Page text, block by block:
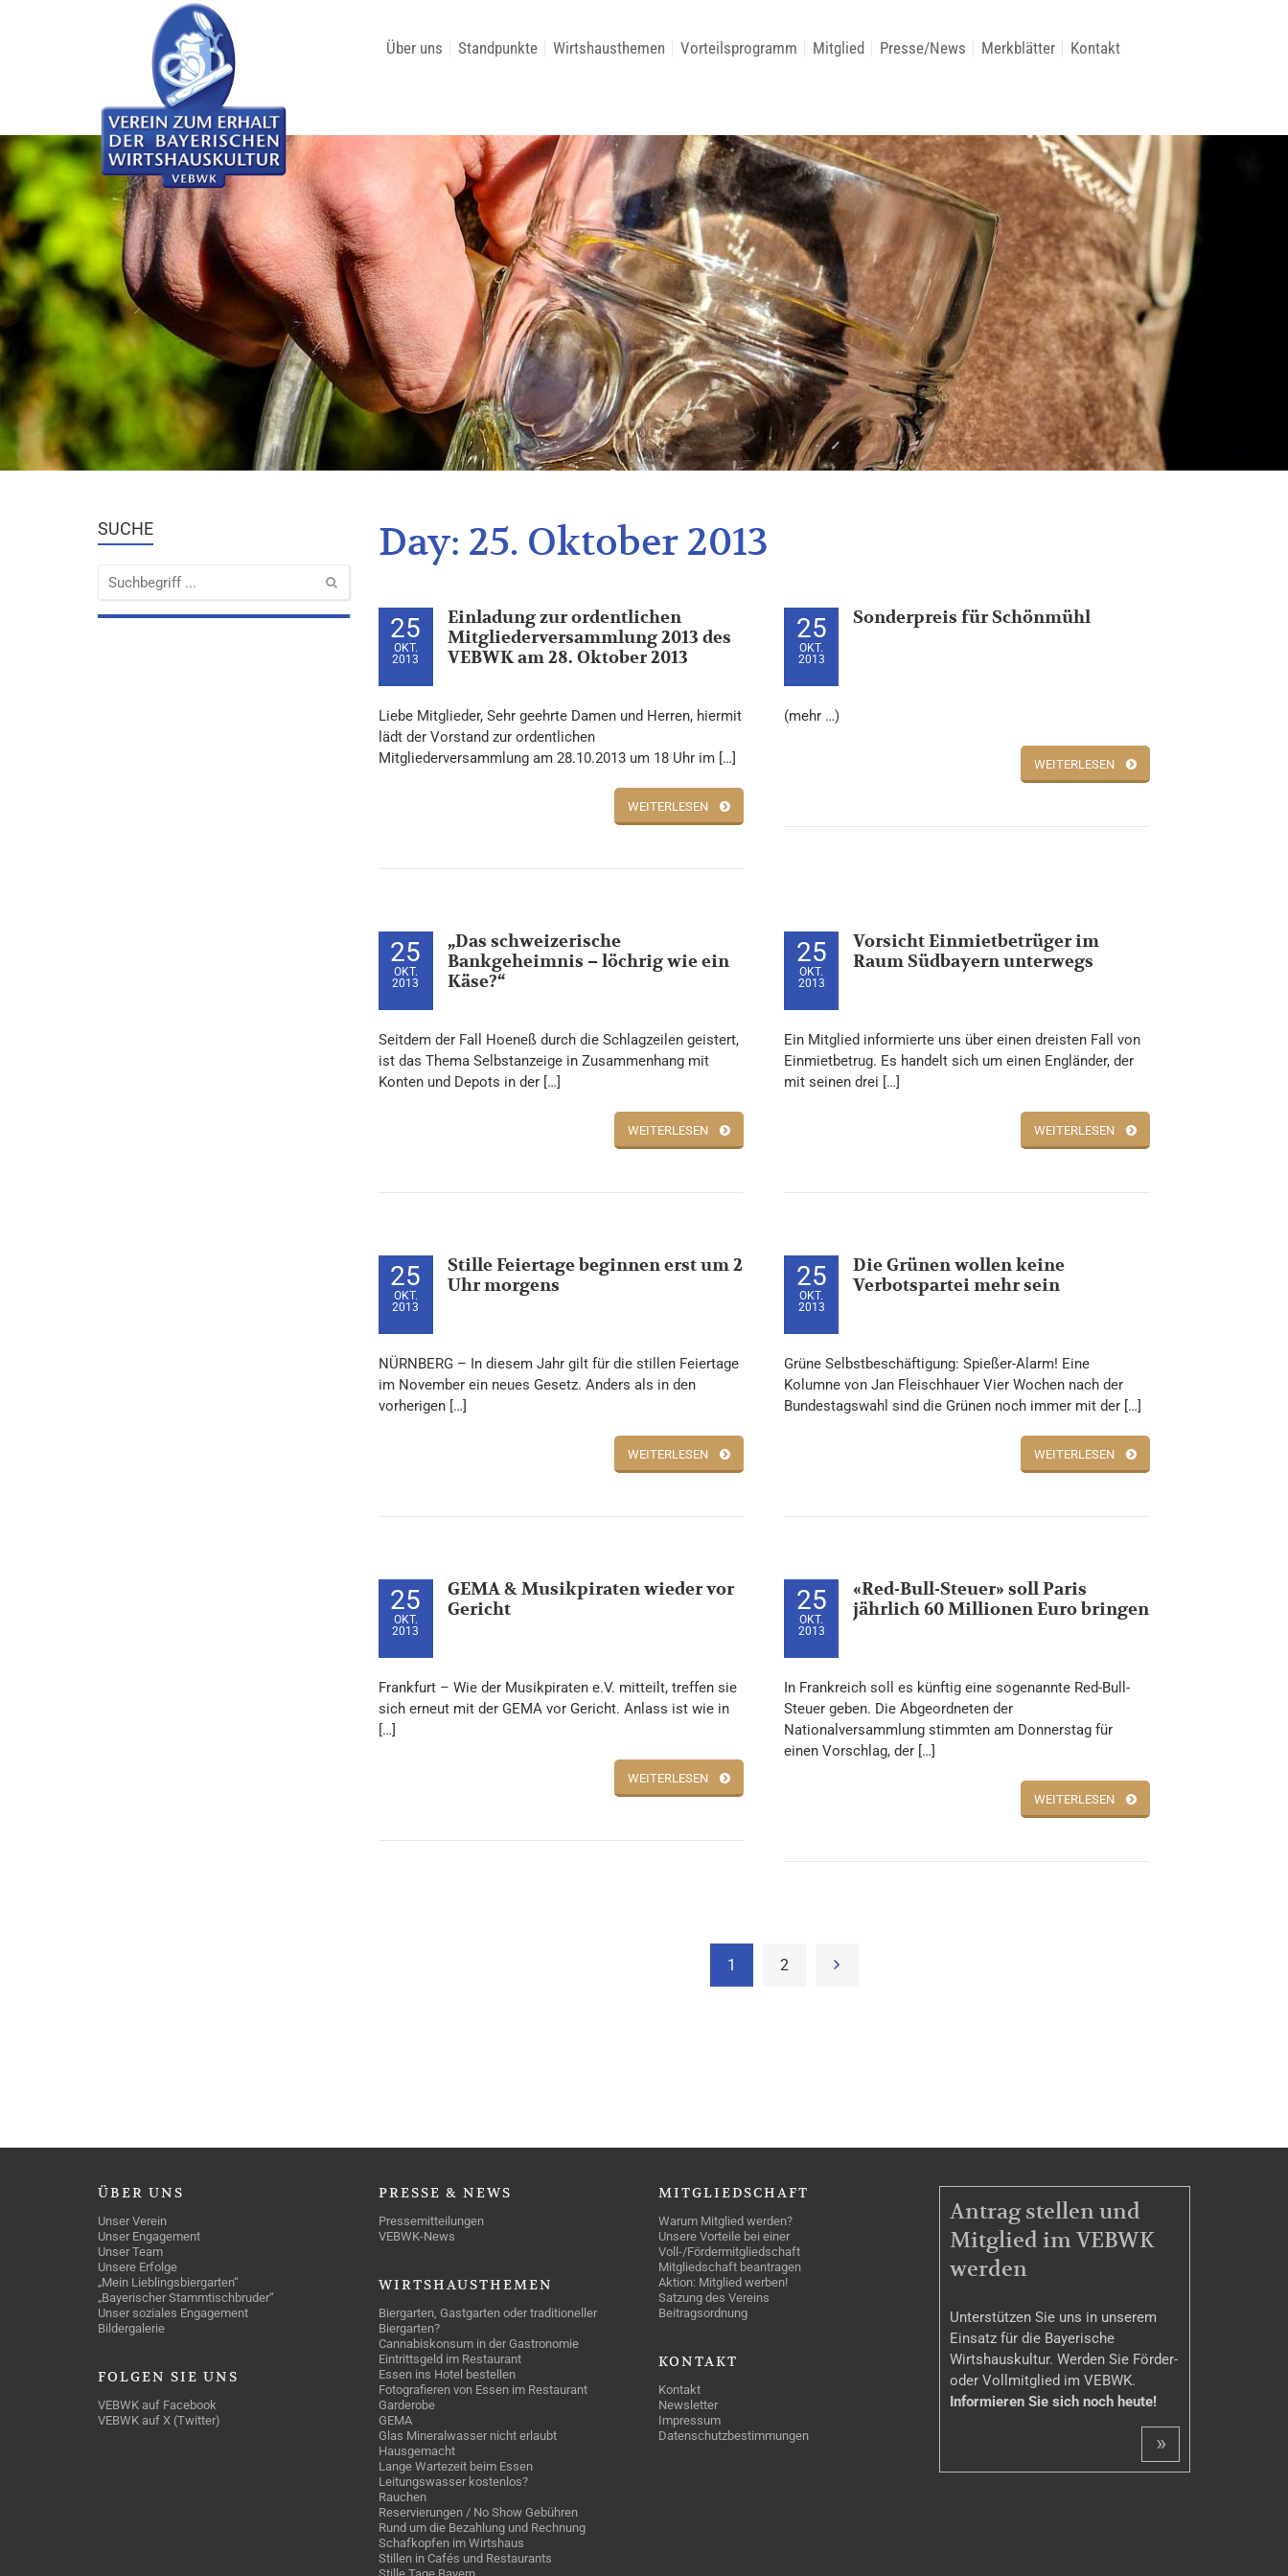
Über uns Standpunkte Wirtshausthemen Vorteilsprogramm Mitglied Presse/News Merkblätter Kontakt
SUCHE Day: 25. Oktober 2013
25
OKT.
2013
Einladung zur ordentlichen
Mitgliederversammlung 2013 des
VEBWK am 28. Oktober 2013
Liebe Mitglieder, Sehr geehrte Damen und Herren, hiermit
lädt der Vorstand zur ordentlichen
Mitgliederversammlung am 28.10.2013 um 18 Uhr im […]
WEITERLESEN
25
OKT.
2013
Sonderpreis für Schönmühl
(mehr …)
WEITERLESEN
25
OKT.
2013
„Das schweizerische
Bankgeheimnis – löchrig wie ein
Käse?“
Seitdem der Fall Hoeneß durch die Schlagzeilen geistert,
ist das Thema Selbstanzeige in Zusammenhang mit
Konten und Depots in der […]
WEITERLESEN
25
OKT.
2013
Vorsicht Einmietbetrüger im
Raum Südbayern unterwegs
Ein Mitglied informierte uns über einen dreisten Fall von
Einmietbetrug. Es handelt sich um einen Engländer, der
mit seinen drei […]
WEITERLESEN
25
OKT.
2013
Stille Feiertage beginnen erst um 2
Uhr morgens
NÜRNBERG – In diesem Jahr gilt für die stillen Feiertage
im November ein neues Gesetz. Anders als in den
vorherigen […]
WEITERLESEN
25
OKT.
2013
Die Grünen wollen keine
Verbotspartei mehr sein
Grüne Selbstbeschäftigung: Spießer-Alarm! Eine
Kolumne von Jan Fleischhauer Vier Wochen nach der
Bundestagswahl sind die Grünen noch immer mit der […]
WEITERLESEN
25
OKT.
2013
GEMA & Musikpiraten wieder vor
Gericht
Frankfurt – Wie der Musikpiraten e.V. mitteilt, treffen sie
sich erneut mit der GEMA vor Gericht. Anlass ist wie in
[…]
WEITERLESEN
25
OKT.
2013
«Red-Bull-Steuer» soll Paris
jährlich 60 Millionen Euro bringen
In Frankreich soll es künftig eine sogenannte Red-Bull-
Steuer geben. Die Abgeordneten der
Nationalversammlung stimmten am Donnerstag für
einen Vorschlag, der […]
WEITERLESEN
1 2
ÜBER UNS
Unser Verein
Unser Engagement
Unser Team
Unsere Erfolge
„Mein Lieblingsbiergarten“
„Bayerischer Stammtischbruder“
Unser soziales Engagement
Bildergalerie
FOLGEN SIE UNS
VEBWK auf Facebook
VEBWK auf X (Twitter)
PRESSE & NEWS
Pressemitteilungen
VEBWK-News
WIRTSHAUSTHEMEN
Biergarten, Gastgarten oder traditioneller
Biergarten?
Cannabiskonsum in der Gastronomie
Eintrittsgeld im Restaurant
Essen ins Hotel bestellen
Fotografieren von Essen im Restaurant
Garderobe
GEMA
Glas Mineralwasser nicht erlaubt
Hausgemacht
Lange Wartezeit beim Essen
Leitungswasser kostenlos?
Rauchen
Reservierungen / No Show Gebühren
Rund um die Bezahlung und Rechnung
Schafkopfen im Wirtshaus
Stillen in Cafés und Restaurants
MITGLIEDSCHAFT
Warum Mitglied werden?
Unsere Vorteile bei einer
Voll-/Fördermitgliedschaft
Mitgliedschaft beantragen
Aktion: Mitglied werben!
Satzung des Vereins
Beitragsordnung
KONTAKT
Kontakt
Newsletter
Impressum
Datenschutzbestimmungen
MITGLIEDSCHAFT
Antrag stellen und
Mitglied im VEBWK
werden
Unterstützen Sie uns in unserem
Einsatz für die Bayerische
Wirtshauskultur. Werden Sie Förder-
oder Vollmitglied im VEBWK.
Informieren Sie sich noch heute!
»